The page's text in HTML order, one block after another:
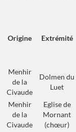
Origine Extrémité
Menhir
de la
Civaude
Dolmen du
Luet
Menhir
de la
Civaude
Eglise de
Mornant
(chœur)